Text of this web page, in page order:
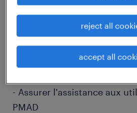
descriptif du poste
En tant que Technicien
- Assurer l'assistance aux
PMAD
reject all
accept all